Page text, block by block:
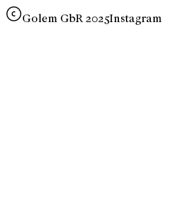
Golem GbR 2025Instagram